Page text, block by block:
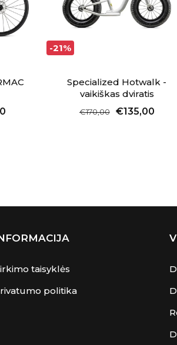
-21%
Specialized Hotwalk -
vaikiškas dviratis
€170,00 €135,00
taisyklės
politika